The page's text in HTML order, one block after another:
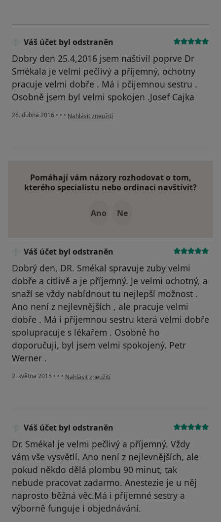
Váš účet byl odstraněn
Dobry den 25.4,2016 jsem naštivil poprve Dr
Smékala je velmi pečlivý a přijemný, ochotny
pracuje velmi dobře . Má i pčijemnou sestru .
Osobně jsem byl velmi spokojen .Josef Cajka
26. dubna 2016 • • • podle názoru uživatele Váš účet byl odstraněn
Nahlásit zneužití
Pomáhají vám názory rozhodovat o tom,
kterého specialistu nebo ordinaci navštívit?
Ano Ne
Váš účet byl odstraněn
Dobrý den, DR. Smékal spravuje zuby velmi
dobře a citlivě a je příjemný. Je velmi ochotný, a
snaží se vždy nabídnout tu nejlepší možnost .
Ano není z nejlevnějších , ale pracuje velmi
dobře . Má i příjemnou sestru která velmi dobře
spolupracuje s lékařem . Osobně ho
doporučuji, byl jsem velmi spokojený. Petr
Werner .
2. května 2015 • • • podle názoru uživatele Váš účet byl odstraněn
Nahlásit zneužití
Váš účet byl odstraněn
Dr. Smékal je velmi pečlivý a příjemný. Vždy
vám vše vysvětlí. Ano není z nejlevnějších, ale
pokud někdo dělá plombu 90 minut, tak
nebude pracovat zadarmo. Anestezie je u něj
naprosto běžná věc.Má i příjemné sestry a
výborně funguje i objednávání.